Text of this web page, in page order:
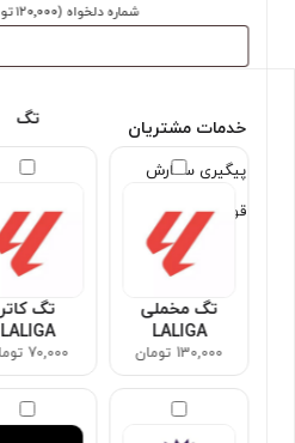
شماره دلخواه (۱۲۰٬۰۰۰ تومان)
تگ
تگ مخملی
LALIGA
130,000 تومان
تگ کاتر
LALIGA
70,000 تومان
خدمات مشتریان
پیگیری سفارش
قوانین و شرایط
مجوزها